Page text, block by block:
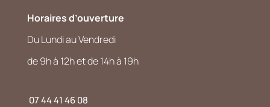
Horaires d’ouverture
Du Lundi au Vendredi
de 9h à 12h et de 14h à 19h
07 44 41 46 08